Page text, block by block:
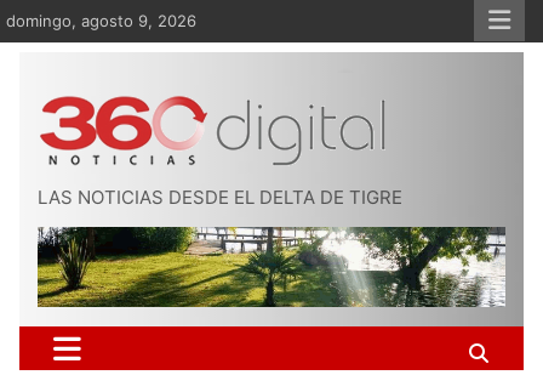
Saltar
al
domingo, agosto 9, 2026
LAS NOTICIAS DESDE EL DELTA DE TIGRE